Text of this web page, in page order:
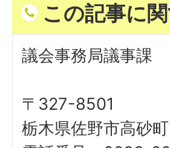
この記事に
議会事務局議事課
〒327-8501
栃木県佐野市高砂町